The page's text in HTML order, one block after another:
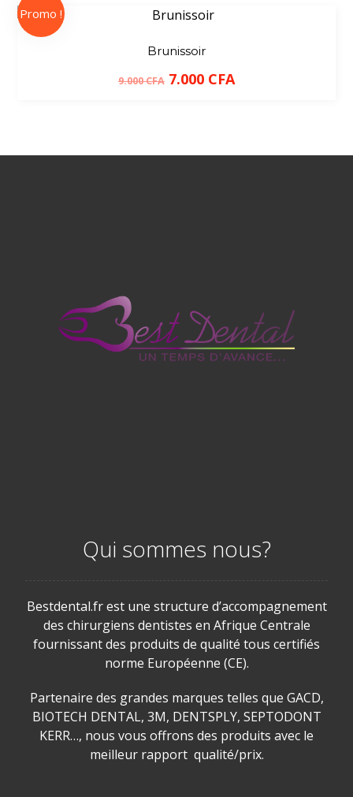
Brunissoir
9.000CFA 7.000 CFA
Promo !
Qui sommes nous?
Bestdental.fr est une structure d’accompagnement
des chirurgiens dentistes en Afrique Centrale
fournissant des produits de qualité tous certifiés
norme Européenne (CE).
Partenaire des grandes marques telles que GACD,
BIOTECH DENTAL, 3M, DENTSPLY, SEPTODONT
KERR…, nous vous offrons des produits avec le
meilleur rapport qualité/prix.